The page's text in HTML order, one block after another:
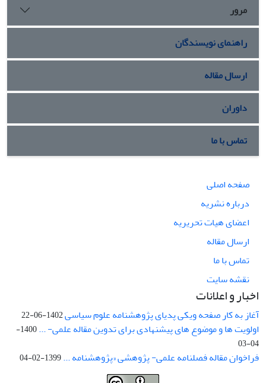
مرور
راهنمای نویسندگان
ارسال مقاله
داوران
تماس با ما
صفحه اصلی
درباره نشریه
اعضای هیات تحریریه
ارسال مقاله
تماس با ما
نقشه سایت
اخبار و اعلانات
آغاز به کار صفحه ویکی پدیای پژوهشنامه علوم سیاسی1402-06-22
اولویت ها و موضوع های پیشنهادی برای تدوین مقاله علمی- ...
1400-
04-03
فراخوان مقاله فصلنامه علمی- پژوهشی «پژوهشنامه ...1399-02-04